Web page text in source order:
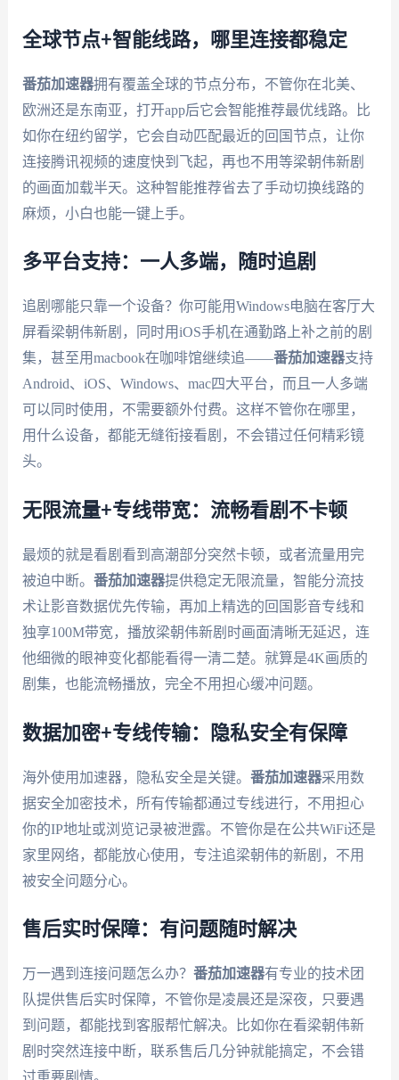
全球节点+智能线路，哪里连接都稳定
番茄加速器拥有覆盖全球的节点分布，不管你在北美、
欧洲还是东南亚，打开app后它会智能推荐最优线路。比
如你在纽约留学，它会自动匹配最近的回国节点，让你
连接腾讯视频的速度快到飞起，再也不用等梁朝伟新剧
的画面加载半天。这种智能推荐省去了手动切换线路的
麻烦，小白也能一键上手。
多平台支持：一人多端，随时追剧
追剧哪能只靠一个设备？你可能用Windows电脑在客厅大
屏看梁朝伟新剧，同时用iOS手机在通勤路上补之前的剧
集，甚至用macbook在咖啡馆继续追——番茄加速器支持
Android、iOS、Windows、mac四大平台，而且一人多端
可以同时使用，不需要额外付费。这样不管你在哪里，
用什么设备，都能无缝衔接看剧，不会错过任何精彩镜
头。
无限流量+专线带宽：流畅看剧不卡顿
最烦的就是看剧看到高潮部分突然卡顿，或者流量用完
被迫中断。 番茄加速器提供稳定无限流量，智能分流技
术让影音数据优先传输，再加上精选的回国影音专线和
独享100M带宽，播放梁朝伟新剧时画面清晰无延迟，连
他细微的眼神变化都能看得一清二楚。就算是4K画质的
剧集，也能流畅播放，完全不用担心缓冲问题。
数据加密+专线传输：隐私安全有保障
海外使用加速器，隐私安全是关键。 番茄加速器采用数
据安全加密技术，所有传输都通过专线进行，不用担心
你的IP地址或浏览记录被泄露。不管你是在公共WiFi还是
家里网络，都能放心使用，专注追梁朝伟的新剧，不用
被安全问题分心。
售后实时保障：有问题随时解决
万一遇到连接问题怎么办？ 番茄加速器有专业的技术团
队提供售后实时保障，不管你是凌晨还是深夜，只要遇
到问题，都能找到客服帮忙解决。比如你在看梁朝伟新
剧时突然连接中断，联系售后几分钟就能搞定，不会错